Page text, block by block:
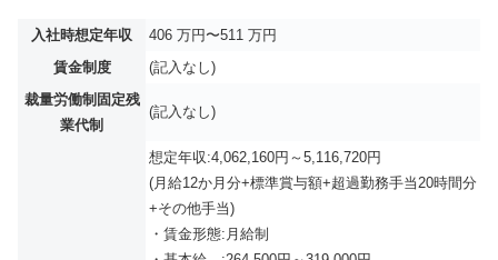
入社時想定年収
406 万円〜511 万円
賃金制度
(記入なし)
裁量労働制固定残
業代制
(記入なし)
想定年収:4,062,160円～5,116,720円
(月給12か月分+標準賞与額+超過勤務手当20時間分
+その他手当)
・賃金形態:月給制